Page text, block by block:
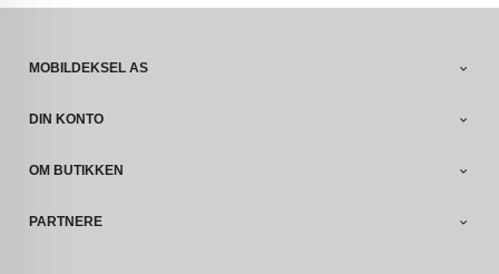
MOBILDEKSEL AS
DIN KONTO
OM BUTIKKEN
PARTNERE